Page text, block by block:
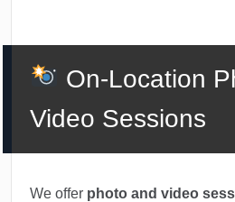
On-Location
Video Sessions
We offer photo and video